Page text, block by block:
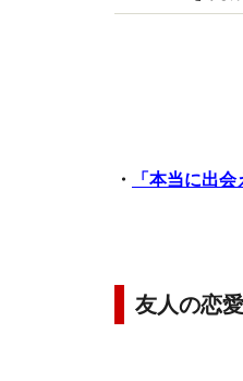
雑誌、
・ 「本当に出
友人の恋